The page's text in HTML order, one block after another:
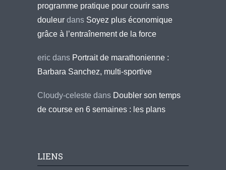
programme pratique pour courir sans
douleur dans Soyez plus économique
grâce à l’entraînement de la force
eric dans Portrait de marathonienne :
Barbara Sanchez, multi-sportive
Cloudy-celeste dans Doubler son temps
de course en 6 semaines : les plans
LIENS